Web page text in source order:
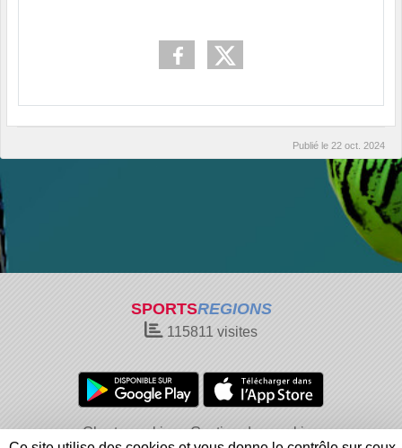
Publié le 22 oct. 2024
SPORTSREGIONS
115811 visites
Charte cookies
Gestion des cookies